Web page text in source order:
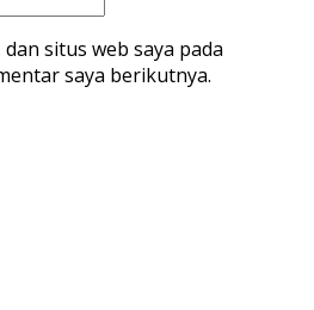
situs web saya pada
saya berikutnya.